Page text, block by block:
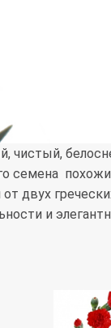
чистый,
семена
двух
и